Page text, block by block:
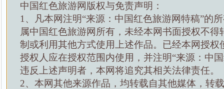
中国红色旅游网版权与免责声明：
1、凡本网注明“来源：中国红色旅游网特稿”的
属中国红色旅游网所有，未经本网书面授权不得
制或利用其他方式使用上述作品。已经本网授权
授权人应在授权范围内使用，并注明“来源：中
违反上述声明者，本网将追究其相关法律责任。
2、本网其他来源作品，均转载自其他媒体，转